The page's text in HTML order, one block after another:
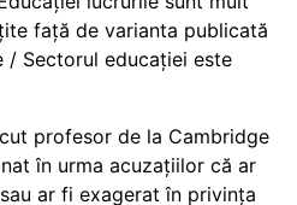
față de varianta publicată
/ Sectorul educației este
profesor de la Cambridge
în urma acuzațiilor că ar
ar fi exagerat în privința